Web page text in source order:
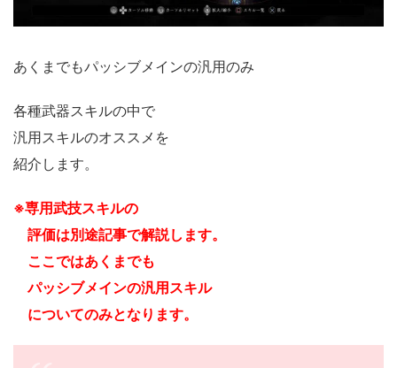
あくまでもパッシブメインの汎用のみ
各種武器スキルの中で
汎用スキルのオススメを
紹介します。
※専用武技スキルの
評価は別途記事で解説します。
ここではあくまでも
パッシブメインの汎用スキル
についてのみとなります。